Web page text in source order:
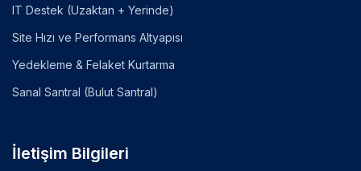
IT Destek (Uzaktan + Yerinde)
Site Hızı ve Performans Altyapısı
Yedekleme & Felaket Kurtarma
Sanal Santral (Bulut Santral)
İletişim Bilgileri